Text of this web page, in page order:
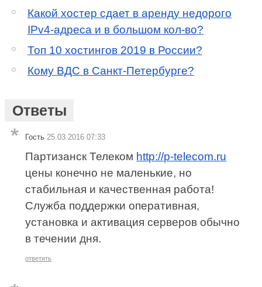
Какой хостер сдает в аренду недорого
IPv4-адреса и в большом кол-во?
Топ 10 хостингов 2019 в России?
Кому ВДС в Санкт-Петербурге?
Ответы
Гость 25.03.2016 07:33
Партизанск Телеком http://p-telecom.ru
цены конечно не маленькие, но
стабильная и качественная работа!
Служба поддержки оперативная,
установка и активация серверов обычно
в течении дня.
ответить